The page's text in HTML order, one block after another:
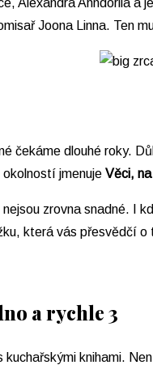
Alexandra Ahndorila
Joona Linna. Ten
čekáme dlouhé roky.
jmenuje Věci,
zrovna snadné. I
která vás přesvědčí
a rychle 3
kuchařskými knihami.